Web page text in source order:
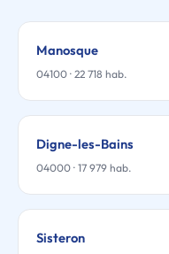
Manosque
04100 · 22 718 hab.
Digne-les-Bains
04000 · 17 979 hab.
Sisteron